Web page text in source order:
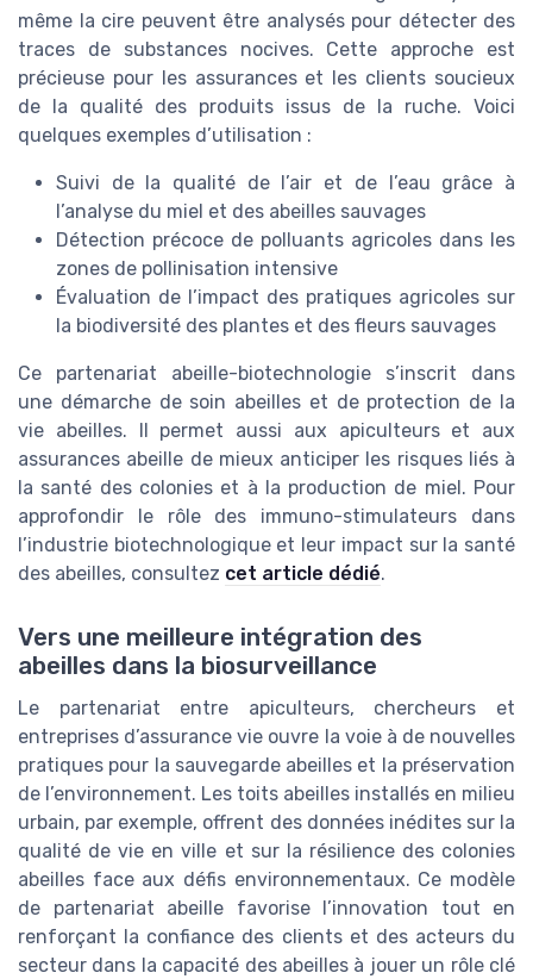
même la cire peuvent être analysés pour détecter des
traces de substances nocives. Cette approche est
précieuse pour les assurances et les clients soucieux
de la qualité des produits issus de la ruche. Voici
quelques exemples d’utilisation :
Suivi de la qualité de l’air et de l’eau grâce à
l’analyse du miel et des abeilles sauvages
Détection précoce de polluants agricoles dans les
zones de pollinisation intensive
Évaluation de l’impact des pratiques agricoles sur
la biodiversité des plantes et des fleurs sauvages
Ce partenariat abeille-biotechnologie s’inscrit dans
une démarche de soin abeilles et de protection de la
vie abeilles. Il permet aussi aux apiculteurs et aux
assurances abeille de mieux anticiper les risques liés à
la santé des colonies et à la production de miel. Pour
approfondir le rôle des immuno-stimulateurs dans
l’industrie biotechnologique et leur impact sur la santé
des abeilles, consultez cet article dédié.
Vers une meilleure intégration des
abeilles dans la biosurveillance
Le partenariat entre apiculteurs, chercheurs et
entreprises d’assurance vie ouvre la voie à de nouvelles
pratiques pour la sauvegarde abeilles et la préservation
de l’environnement. Les toits abeilles installés en milieu
urbain, par exemple, offrent des données inédites sur la
qualité de vie en ville et sur la résilience des colonies
abeilles face aux défis environnementaux. Ce modèle
de partenariat abeille favorise l’innovation tout en
renforçant la confiance des clients et des acteurs du
secteur dans la capacité des abeilles à jouer un rôle clé